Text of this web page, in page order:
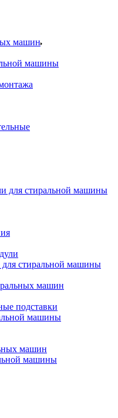
машин
машины
для стиральной машины
стиральной машины
машин
подставки
машины
машин
машины